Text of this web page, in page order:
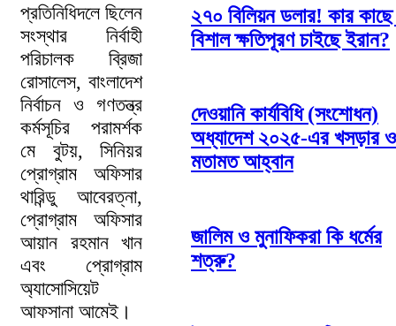
প্রতিনিধিদলে ছিলেন
সংস্থার নির্বাহী
পরিচালক ব্রিজা
রোসালেস, বাংলাদেশ
নির্বাচন ও গণতন্ত্র
কর্মসূচির পরামর্শক
মে বুটয়, সিনিয়র
প্রোগ্রাম অফিসার
থারিন্ডু আবেরত্না,
প্রোগ্রাম অফিসার
আয়ান রহমান খান
এবং প্রোগ্রাম
অ্যাসোসিয়েট
আফসানা আমেই।
২৭০ বিলিয়ন ডলার! কার
বিশাল ক্ষতিপূরণ চাইছে ইরান?
দেওয়ানি কার্যবিধি (সংশোধন)
অধ্যাদেশ ২০২৫-এর খসড়ার
মতামত আহ্বান
জালিম ও মুনাফিকরা কি ধর্মের
শত্রু?